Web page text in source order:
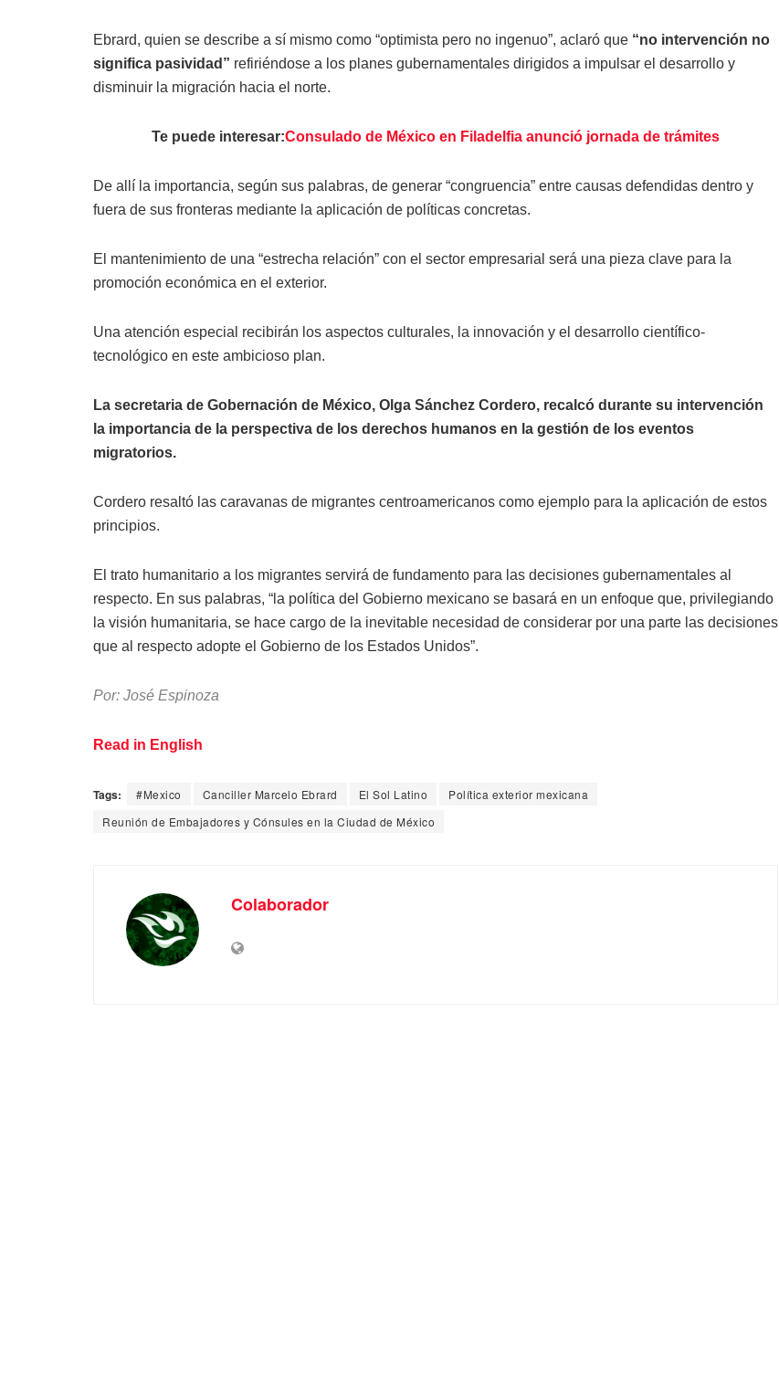
Ebrard, quien se describe a sí mismo como “optimista pero no ingenuo”, aclaró que “no intervención no
significa pasividad” refiriéndose a los planes gubernamentales dirigidos a impulsar el desarrollo y
disminuir la migración hacia el norte.
Te puede interesar:Consulado de México en Filadelfia anunció jornada de trámites
De allí la importancia, según sus palabras, de generar “congruencia” entre causas defendidas dentro y
fuera de sus fronteras mediante la aplicación de políticas concretas.
El mantenimiento de una “estrecha relación” con el sector empresarial será una pieza clave para la
promoción económica en el exterior.
Una atención especial recibirán los aspectos culturales, la innovación y el desarrollo científico-
tecnológico en este ambicioso plan.
La secretaria de Gobernación de México, Olga Sánchez Cordero, recalcó durante su intervención
la importancia de la perspectiva de los derechos humanos en la gestión de los eventos
migratorios.
Cordero resaltó las caravanas de migrantes centroamericanos como ejemplo para la aplicación de estos
principios.
El trato humanitario a los migrantes servirá de fundamento para las decisiones gubernamentales al
respecto. En sus palabras, “la política del Gobierno mexicano se basará en un enfoque que, privilegiando
la visión humanitaria, se hace cargo de la inevitable necesidad de considerar por una parte las decisiones
que al respecto adopte el Gobierno de los Estados Unidos”.
Por: José Espinoza
Read in English
Tags: #Mexico Canciller Marcelo Ebrard El Sol Latino
Política exterior mexicana
Reunión de Embajadores y Cónsules en la Ciudad de México
Colaborador